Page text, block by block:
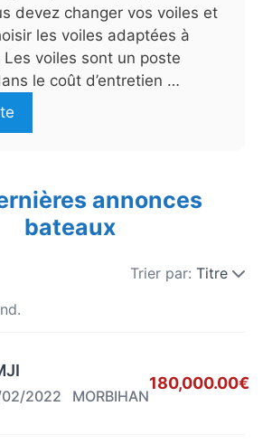
devez changer vos voiles et
les voiles adaptées à
voiles sont un poste
le coût d’entretien …
annonces
bateaux
Trier par: Titre
02/2022 MORBIHAN
180,000.00€